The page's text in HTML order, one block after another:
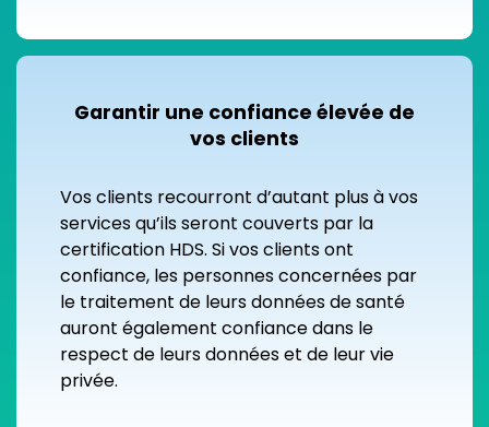
Garantir une confiance élevée de
vos clients
Vos clients recourront d’autant plus à vos
services qu’ils seront couverts par la
certification HDS. Si vos clients ont
confiance, les personnes concernées par
le traitement de leurs données de santé
auront également confiance dans le
respect de leurs données et de leur vie
privée.